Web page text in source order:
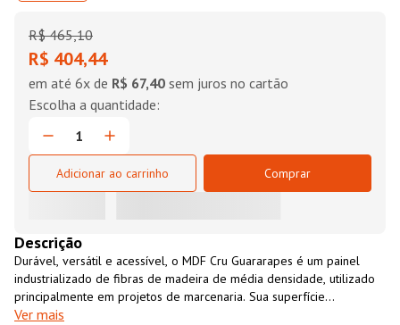
R$ 465,10
R$ 404,44
em até 6x de R$ 67,40 sem juros no cartão
Adicionar ao carrinho Comprar
Descrição
Durável, versátil e acessível, o MDF Cru Guararapes é um painel
industrializado de fibras de madeira de média densidade, utilizado
principalmente em projetos de marcenaria. Sua superfície
totalmente lisa é ideal para receber diversos tipos de acabamentos,
Ver mais